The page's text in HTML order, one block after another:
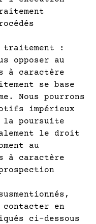
traitement :
opposer au
à caractère
se base
Nous pourrons
impérieux
la poursuite
le droit
au
à caractère
contacter en
ci-dessous